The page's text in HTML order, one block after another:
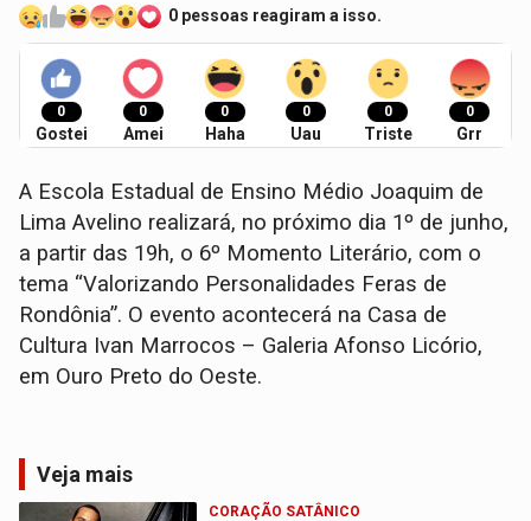
0 pessoas reagiram a isso.
0
Gostei
0
Amei
0
Haha
0
Uau
0
Triste
0
Grr
A Escola Estadual de Ensino Médio Joaquim de
Lima Avelino realizará, no próximo dia 1º de junho,
a partir das 19h, o 6º Momento Literário, com o
tema “Valorizando Personalidades Feras de
Rondônia”. O evento acontecerá na Casa de
Cultura Ivan Marrocos – Galeria Afonso Licório,
em Ouro Preto do Oeste.
Veja mais
CORAÇÃO SATÂNICO